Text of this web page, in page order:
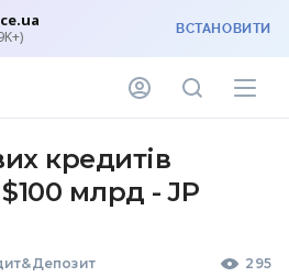
ВСТАНОВИТИ
кредитів
млрд - JP
295